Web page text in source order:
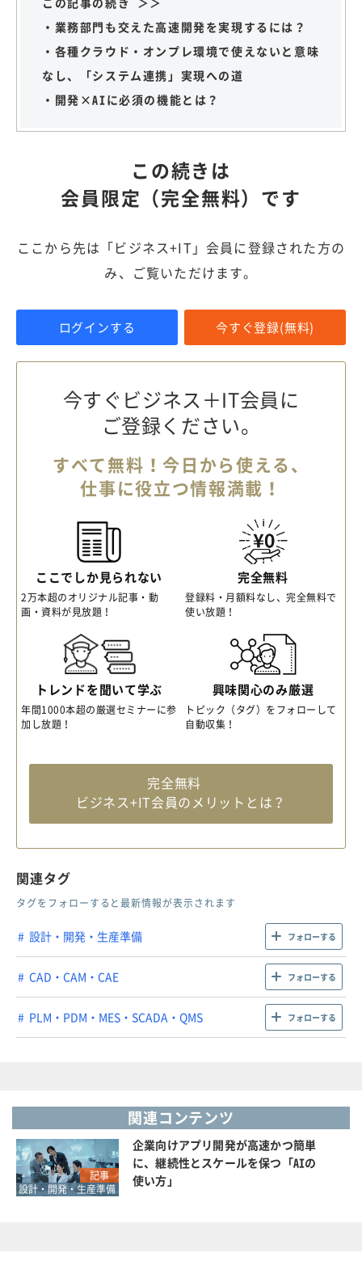
・業務部門も交えた高速開発を実現するには？
・各種クラウド・オンプレ環境で使えないと意味
なし、「システム連携」実現への道
・開発×AIに必須の機能とは？
この続きは
会員限定（完全無料）です
ここから先は「ビジネス+IT」会員に登録された方の
み、ご覧いただけます。
ログインする 今すぐ登録(無料)
今すぐビジネス＋IT会員に
ご登録ください。
すべて無料！今日から使える、
仕事に役立つ情報満載！
ここでしか見られない
2万本超のオリジナル記事・動
画・資料が見放題！
完全無料
登録料・月額料なし、完全無料で
使い放題！
トレンドを聞いて学ぶ
年間1000本超の厳選セミナーに参
加し放題！
興味関心のみ厳選
トピック（タグ）をフォローして
自動収集！
完全無料
ビジネス+IT会員のメリットとは？
関連タグ
タグをフォローすると最新情報が表示されます
設計・開発・生産準備 フォローする
CAD・CAM・CAE フォローする
PLM・PDM・MES・SCADA・QMS フォローする
関連コンテンツ
記事
設計・開発・生産準備
企業向けアプリ開発が高速かつ簡単
に、継続性とスケールを保つ「AIの
使い方」